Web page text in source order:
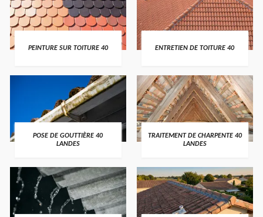
PEINTURE SUR TOITURE 40 ENTRETIEN DE TOITURE 40
POSE DE GOUTTIÈRE 40
LANDES
TRAITEMENT DE CHARPENTE 40
LANDES